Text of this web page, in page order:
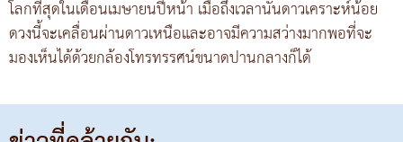
โลกที่สุดในเดือนเมษายนปีหน้า เมื่อถึงเวลานั้นดาวเคราะห์น้อย
ดวงนี้จะเคลื่อนผ่านดาวเหนือและอาจมีความสว่างมากพอที่จะ
มองเห็นได้ด้วยกล้องโทรทรรศน์ขนาดปานกลางก็ได้